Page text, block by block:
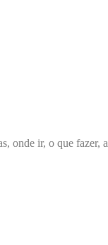
onde ir, o que